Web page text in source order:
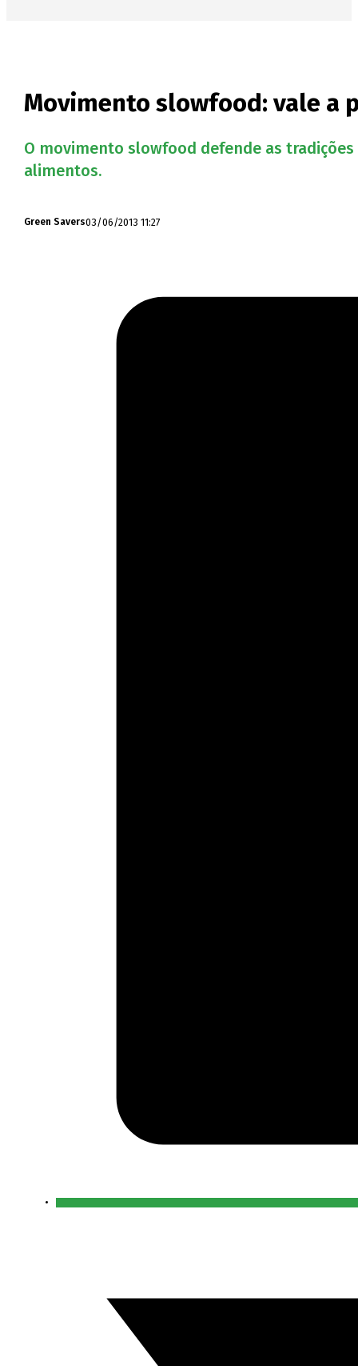
Movimento slowfood: vale a
O movimento slowfood defende as
alimentos.
Green Savers03/06/2013 11:27